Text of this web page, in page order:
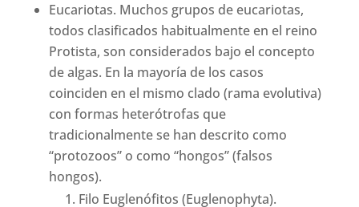
Eucariotas. Muchos grupos de eucariotas,
todos clasificados habitualmente en el reino
Protista, son considerados bajo el concepto
de algas. En la mayoría de los casos
coinciden en el mismo clado (rama evolutiva)
con formas heterótrofas que
tradicionalmente se han descrito como
“protozoos” o como “hongos” (falsos
hongos).
Filo Euglenófitos (Euglenophyta).